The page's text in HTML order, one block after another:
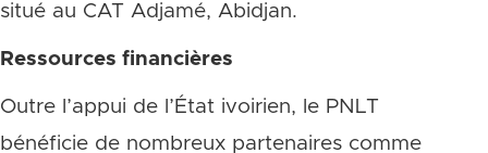
situé au CAT Adjamé, Abidjan.
Ressources financières
Outre l’appui de l’État ivoirien, le PNLT
bénéficie de nombreux partenaires comme